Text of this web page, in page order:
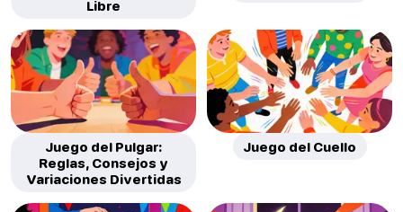
Libre
Juego del Pulgar:
Reglas, Consejos y
Variaciones Divertidas
Juego del Cuello